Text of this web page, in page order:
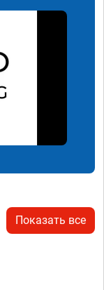
Показать все